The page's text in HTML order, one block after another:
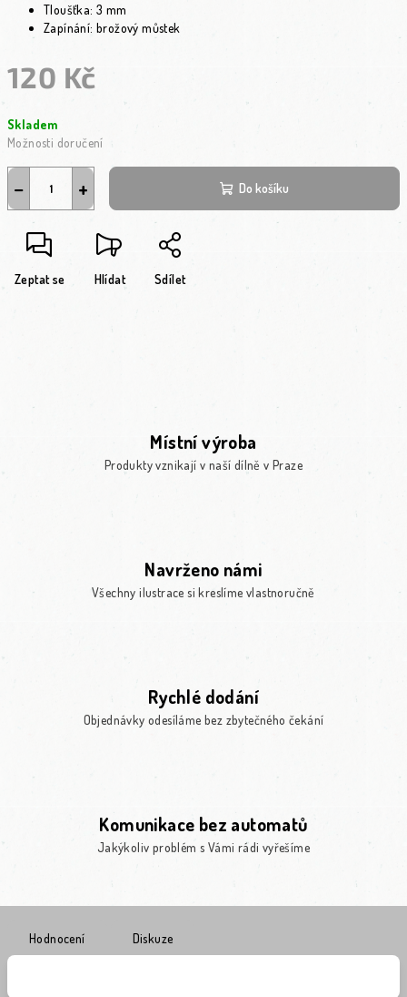
Tloušťka: 3 mm
Zapínání: brožový můstek
120 Kč
Skladem
Možnosti doručení
+
− Do košíku
Zeptat se Hlídat Sdílet
Místní výroba
Produkty vznikají v naší dílně v Praze
Navrženo námi
Všechny ilustrace si kreslíme vlastnoručně
Rychlé dodání
Objednávky odesíláme bez zbytečného čekání
Komunikace bez automatů
Jakýkoliv problém s Vámi rádi vyřešíme
Hodnocení Diskuze